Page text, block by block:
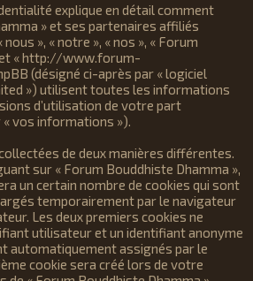
explique en détail comment
» et ses partenaires affiliés
», « notre », « nos », « Forum
et « http://www.forum-
(désigné ci-après par « logiciel
») utilisent toutes les informations
d’utilisation de votre part
vos informations »).
de deux manières différentes.
sur « Forum Bouddhiste Dhamma »,
un certain nombre de cookies qui sont
temporairement par le navigateur
Les deux premiers cookies ne
utilisateur et un identifiant anonyme
automatiquement assignés par le
cookie sera créé lors de votre